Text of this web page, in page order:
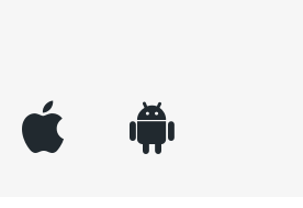
appleinc android